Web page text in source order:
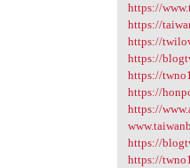
https://
https://
https://
https://
https://
https://
https://
https://
https://